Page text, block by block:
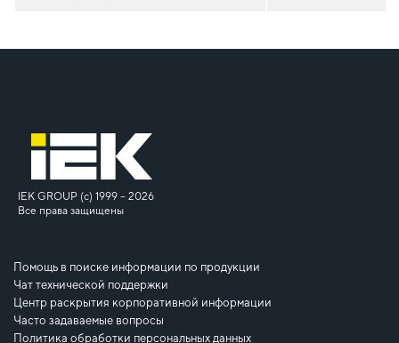
IEK GROUP (c) 1999 – 2026
Все права защищены
Помощь в поиске информации по продукции
Чат технической поддержки
Центр раскрытия корпоративной информации
Часто задаваемые вопросы
Политика обработки персональных данных